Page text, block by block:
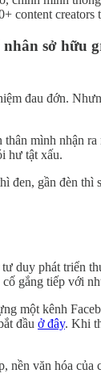
content
sở hữu
đau đớn.
mình nhận
hư tật xấu.
đen, gần đèn
duy phát triển
gắng tiếp với
một kênh
đầu ở đây. Khi
nền văn hóa